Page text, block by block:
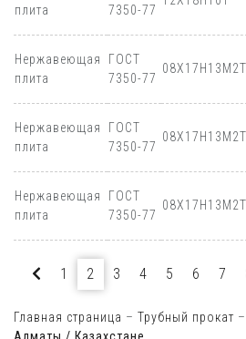
плита
7350-77
Нержавеющая
плита
ГОСТ
7350-77
08Х17Н13М2Т
Нержавеющая
плита
ГОСТ
7350-77
08Х17Н13М2Т
Нержавеющая
плита
ГОСТ
7350-77
08Х17Н13М2Т
1 2 3 4 5 6 7
Главная страница – Трубный прокат –